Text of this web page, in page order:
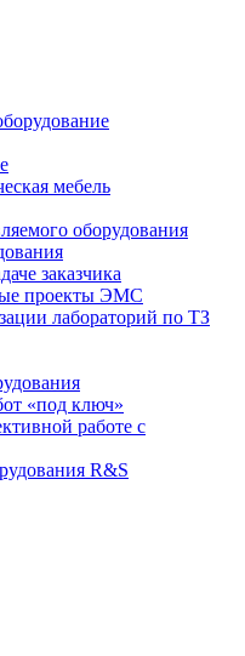
мебель
оборудования
заказчика
проекты ЭМС
лабораторий по ТЗ
«под ключ»
работе с
R&S